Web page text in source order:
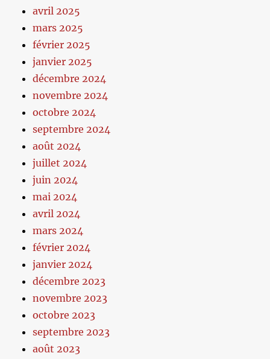
avril 2025
mars 2025
février 2025
janvier 2025
décembre 2024
novembre 2024
octobre 2024
septembre 2024
août 2024
juillet 2024
juin 2024
mai 2024
avril 2024
mars 2024
février 2024
janvier 2024
décembre 2023
novembre 2023
octobre 2023
septembre 2023
août 2023